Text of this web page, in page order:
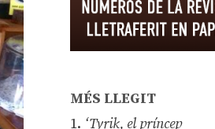
MÉS LLEGIT
1. ‘Tyrik, el príncep